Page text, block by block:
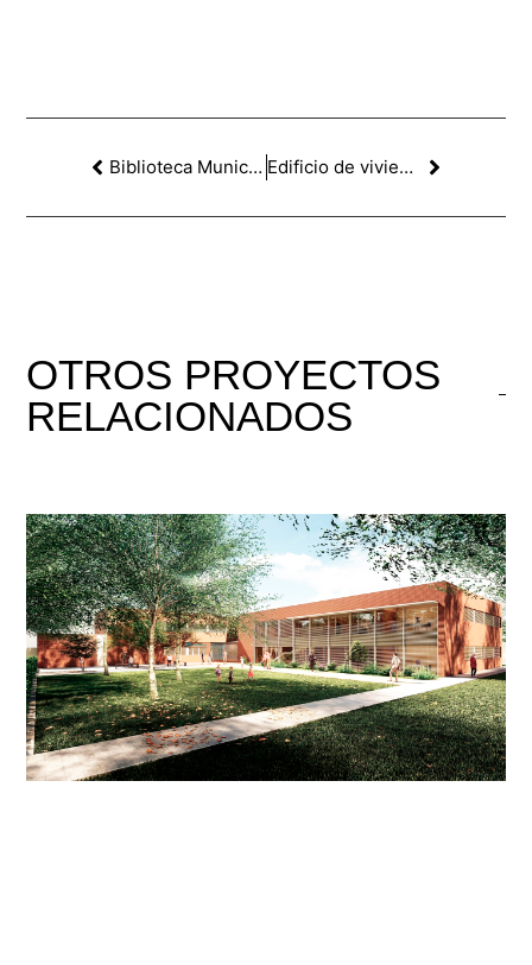
Biblioteca Municipal en la finca Muñoz Ramonet de Sant Gervasi-Galvany. Edificio de viviendas VPO en la plaza Alfons Comin, Santa Coloma de Gramanet. 3ºPREMIO
OTROS PROYECTOS
RELACIONADOS